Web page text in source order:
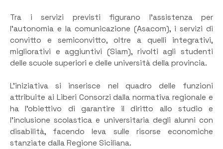
Tra i servizi previsti figurano l’assistenza per
l’autonomia e la comunicazione (Asacom), i servizi di
convitto e semiconvitto, oltre a quelli integrativi,
migliorativi e aggiuntivi (Siam), rivolti agli studenti
delle scuole superiori e delle università della provincia.
L’iniziativa si inserisce nel quadro delle funzioni
attribuite ai Liberi Consorzi dalla normativa regionale e
ha l’obiettivo di garantire il diritto allo studio e
l’inclusione scolastica e universitaria degli alunni con
disabilità, facendo leva sulle risorse economiche
stanziate dalla Regione Siciliana.